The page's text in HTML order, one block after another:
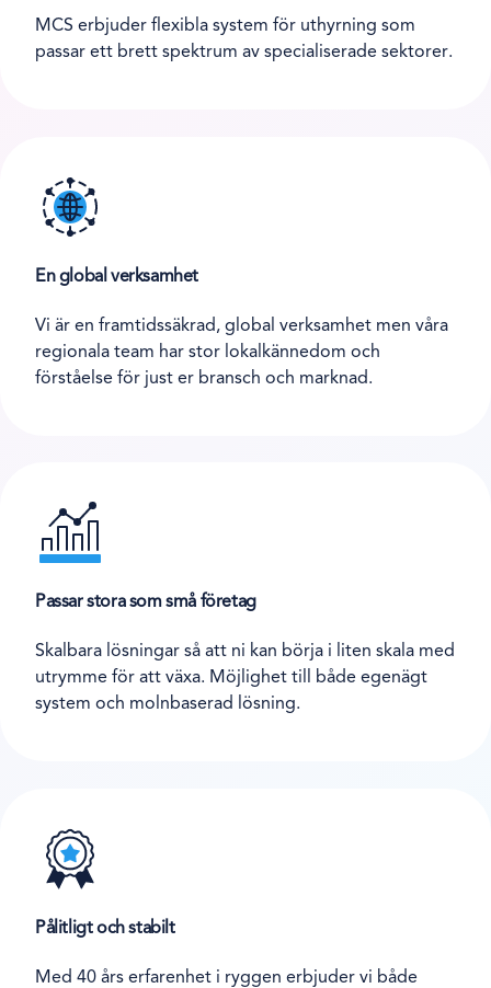
MCS erbjuder flexibla system för uthyrning som
passar ett brett spektrum av specialiserade sektorer.
En global verksamhet
Vi är en framtidssäkrad, global verksamhet men våra
regionala team har stor lokalkännedom och
förståelse för just er bransch och marknad.
Passar stora som små företag
Skalbara lösningar så att ni kan börja i liten skala med
utrymme för att växa. Möjlighet till både egenägt
system och molnbaserad lösning.
Pålitligt och stabilt
Med 40 års erfarenhet i ryggen erbjuder vi både